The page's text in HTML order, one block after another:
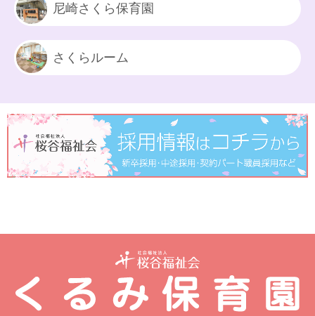
尼崎さくら保育園
さくらルーム